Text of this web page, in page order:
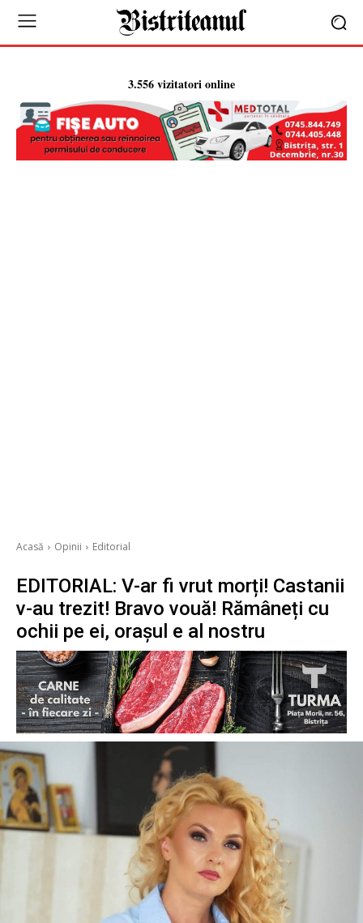
3.556 vizitatori online
Acasă Opinii Editorial
EDITORIAL: V-ar fi vrut morți! Castanii
v-au trezit! Bravo vouă! Rămâneți cu
ochii pe ei, orașul e al nostru